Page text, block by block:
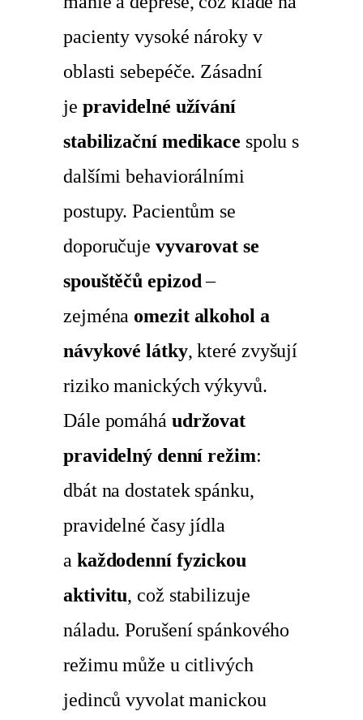
pacienty vysoké nároky v
oblasti sebepéče. Zásadní
je pravidelné užívání
stabilizační medikace spolu s
dalšími behaviorálními
postupy. Pacientům se
doporučuje vyvarovat se
spouštěčů epizod–
zejména omezit alkohol a
návykové látky, které zvyšují
riziko manických výkyvů.
Dále pomáhá udržovat
pravidelný denní režim:
dbát na dostatek spánku,
pravidelné časy jídla
a každodenní fyzickou
aktivitu, což stabilizuje
náladu. Porušení spánkového
režimu může u citlivých
jedinců vyvolat manickou